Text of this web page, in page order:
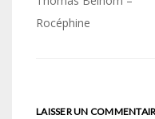
de
Rocéphine
LAISSER UN